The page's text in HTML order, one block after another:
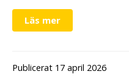
Läs mer
Publicerat 17 april 2026